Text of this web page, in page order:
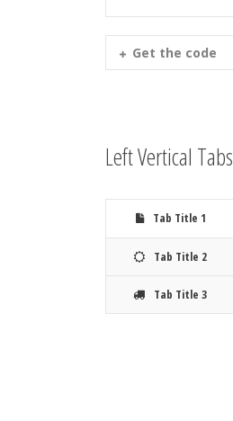
Get the code
Left Vertical Tabs
Tab Title 1
Tab Title 2
Tab Title 3